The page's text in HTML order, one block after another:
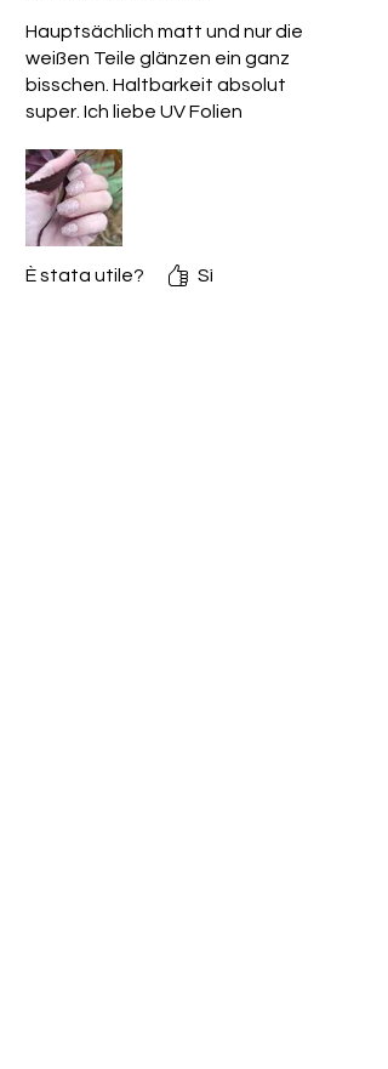
Hauptsächlich matt und nur die
weißen Teile glänzen ein ganz
bisschen. Haltbarkeit absolut
super. Ich liebe UV Folien
È stata utile? Sì